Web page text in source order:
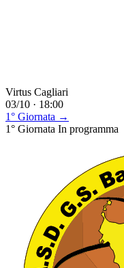
Virtus Cagliari
03/10 · 18:00
1° Giornata →
1° Giornata In programma